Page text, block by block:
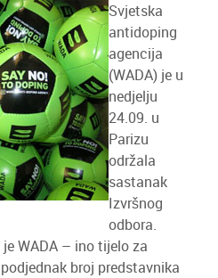
Svjetska
antidoping
agencija
(WADA) je u
nedjelju
24.09. u
Parizu
održala
sastanak
Izvršnog
odbora.
WADA – ino tijelo za
broj predstavnika